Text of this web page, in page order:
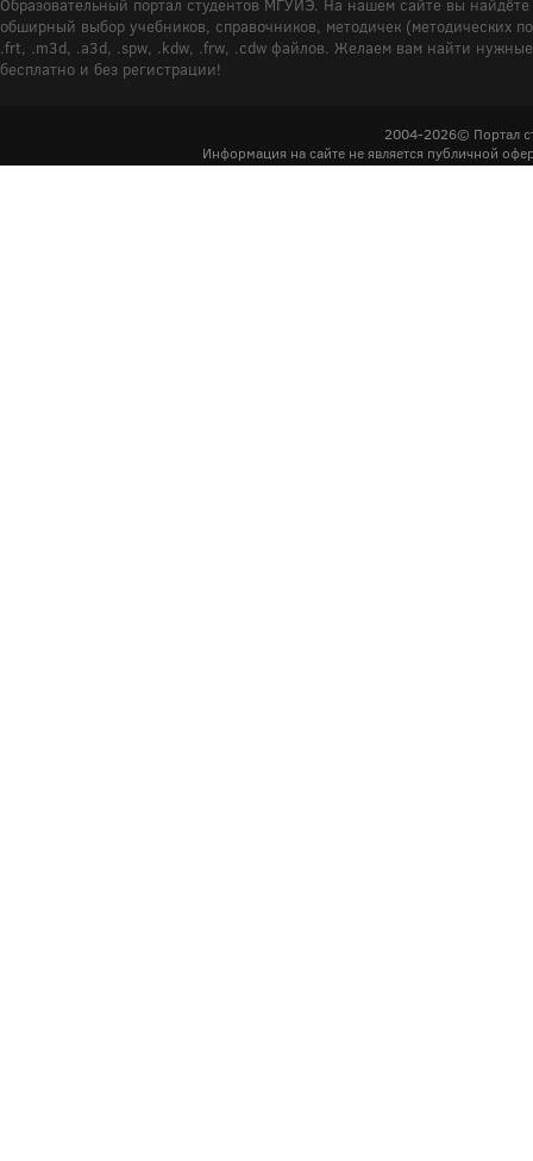
Образовательный портал студентов МГУИЭ. На нашем сайте вы
обширный выбор учебников, справочников, методичек (методических
.frt, .m3d, .a3d, .spw, .kdw, .frw, .cdw файлов. Желаем вам найти
бесплатно и без регистрации!
2004-2026© Портал
Информация на сайте не является публичной